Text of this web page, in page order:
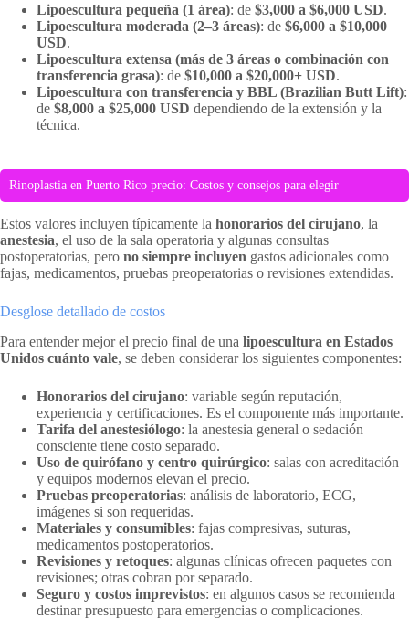
Lipoescultura pequeña (1 área): de $3,000 a $6,000 USD.
Lipoescultura moderada (2–3 áreas): de $6,000 a $10,000
USD.
Lipoescultura extensa (más de 3 áreas o combinación con
transferencia grasa): de $10,000 a $20,000+ USD.
Lipoescultura con transferencia y BBL (Brazilian Butt Lift):
de $8,000 a $25,000 USD dependiendo de la extensión y la
técnica.
Rinoplastia en Puerto Rico precio: Costos y consejos para elegir
Estos valores incluyen típicamente la honorarios del cirujano, la
anestesia, el uso de la sala operatoria y algunas consultas
postoperatorias, pero no siempre incluyen gastos adicionales como
fajas, medicamentos, pruebas preoperatorias o revisiones extendidas.
Desglose detallado de costos
Para entender mejor el precio final de una lipoescultura en Estados
Unidos cuánto vale, se deben considerar los siguientes componentes:
Honorarios del cirujano: variable según reputación,
experiencia y certificaciones. Es el componente más importante.
Tarifa del anestesiólogo: la anestesia general o sedación
consciente tiene costo separado.
Uso de quirófano y centro quirúrgico: salas con acreditación
y equipos modernos elevan el precio.
Pruebas preoperatorias: análisis de laboratorio, ECG,
imágenes si son requeridas.
Materiales y consumibles: fajas compresivas, suturas,
medicamentos postoperatorios.
Revisiones y retoques: algunas clínicas ofrecen paquetes con
revisiones; otras cobran por separado.
Seguro y costos imprevistos: en algunos casos se recomienda
destinar presupuesto para emergencias o complicaciones.